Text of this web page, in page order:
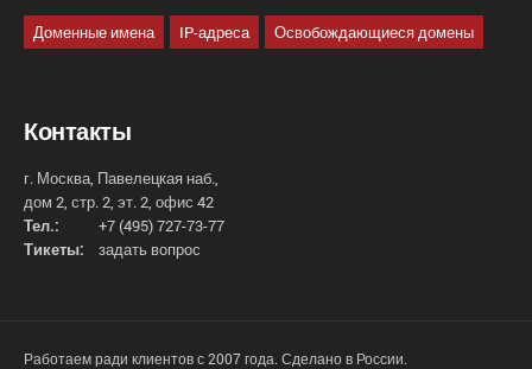
Доменные имена IP-адреса Освобождающиеся домены
Контакты
г. Москва, Павелецкая наб.,
дом 2, стр. 2, эт. 2, офис 42
Тел.:
+7 (495) 727-73-77
Тикеты:
задать вопрос
Работаем ради клиентов с 2007 года. Сделано в России.